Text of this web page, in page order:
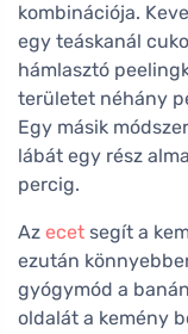
kombinációja.
egy teáskanál
hámlasztó
területet néhány
Egy másik
lábát egy rész
percig.
Az ecet segít a
ezután
gyógymód a
oldalát a kemény